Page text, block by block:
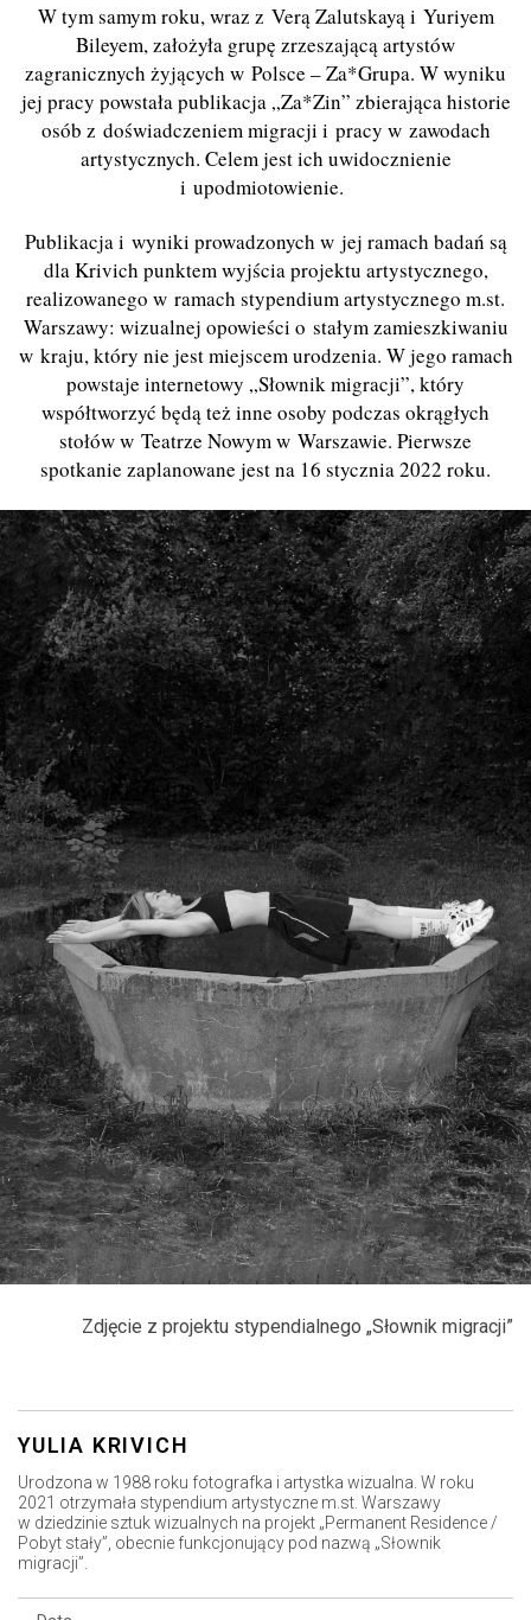
W tym samym roku, wraz z Verą Zalutskayą i Yuriyem
Bileyem, założyła grupę zrzeszającą artystów
zagranicznych żyjących w Polsce – Za*Grupa. W wyniku
jej pracy powstała publikacja „Za*Zin” zbierająca historie
osób z doświadczeniem migracji i pracy w zawodach
artystycznych. Celem jest ich uwidocznienie
i upodmiotowienie.
Publikacja i wyniki prowadzonych w jej ramach badań są
dla Krivich punktem wyjścia projektu artystycznego,
realizowanego w ramach stypendium artystycznego m.st.
Warszawy: wizualnej opowieści o stałym zamieszkiwaniu
w kraju, który nie jest miejscem urodzenia. W jego ramach
powstaje internetowy „Słownik migracji”, który
współtworzyć będą też inne osoby podczas okrągłych
stołów w Teatrze Nowym w Warszawie. Pierwsze
spotkanie zaplanowane jest na 16 stycznia 2022 roku.
Zdjęcie z projektu stypendialnego „Słownik migracji”
YULIA KRIVICH
Urodzona w 1988 roku fotografka i artystka wizualna. W roku
2021 otrzymała stypendium artystyczne m.st. Warszawy
w dziedzinie sztuk wizualnych na projekt „Permanent Residence /
Pobyt stały”, obecnie funkcjonujący pod nazwą „Słownik
migracji”.